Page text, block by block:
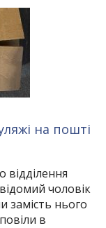
на пошті
відділення
чоловік
замість нього
в